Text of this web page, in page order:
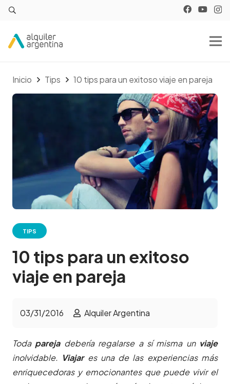
Inicio Tips 10 tips para un exitoso viaje en pareja
TIPS
10 tips para un exitoso
viaje en pareja
03/31/2016 Alquiler Argentina
Toda parejadebería regalarse a sí misma unviaje
inolvidable. Viajares una de las experiencias más
enriquecedoras y emocionantes que puede vivir el